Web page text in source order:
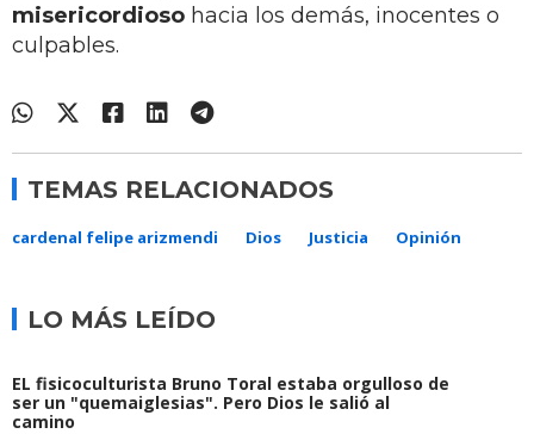
misericordioso hacia los demás, inocentes o
culpables.
TEMAS RELACIONADOS
cardenal felipe arizmendi Dios Justicia Opinión
LO MÁS LEÍDO
EL fisicoculturista Bruno Toral estaba orgulloso de
ser un "quemaiglesias". Pero Dios le salió al
camino